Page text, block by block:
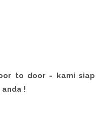
to door - kami siap
!